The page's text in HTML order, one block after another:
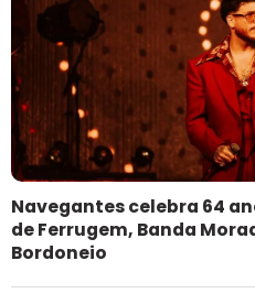
Navegantes celebra 64
de Ferrugem, Banda
Bordoneio